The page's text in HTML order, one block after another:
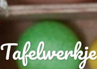
Tafelwerkje